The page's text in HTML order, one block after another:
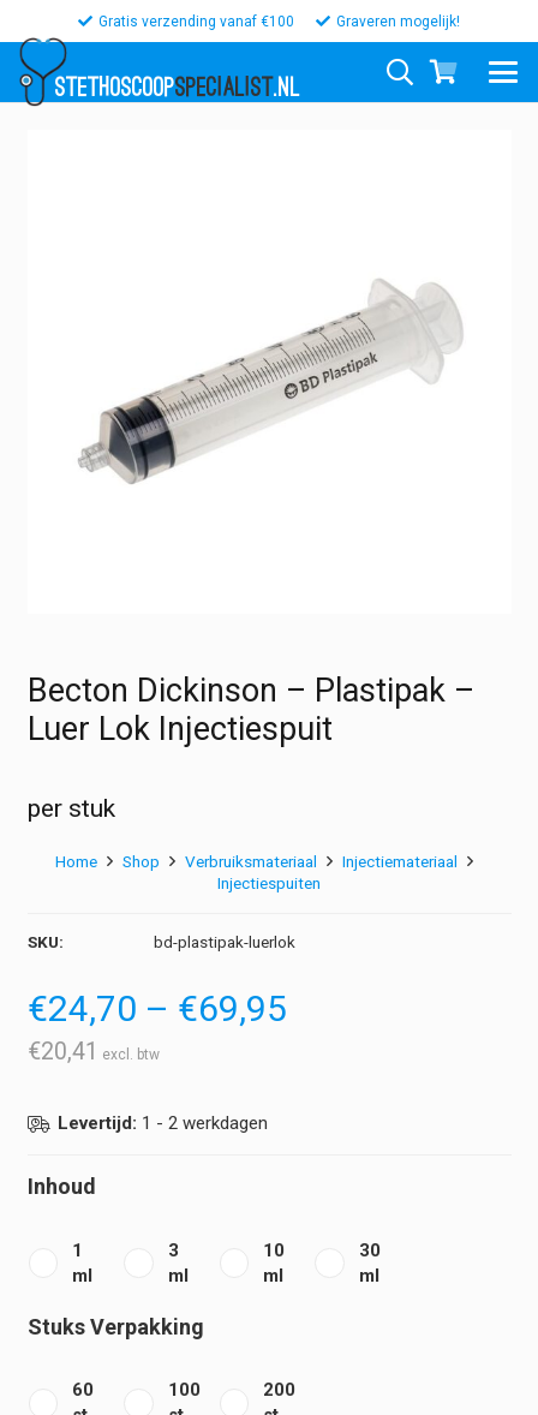
Gratis verzending vanaf €100 Graveren mogelijk!
STETHOSCOOPSPECIALIST.NL
Becton Dickinson – Plastipak –
Luer Lok Injectiespuit
per stuk
Home Shop Verbruiksmateriaal
Injectiemateriaal
Injectiespuiten
SKU: bd-plastipak-luerlok
€24,70 – €69,95Prijsklasse:
€20,41
Levertijd: 1 - 2 werkdagen
Inhoud
1
ml
3
ml
10
ml
30
ml
Stuks Verpakking
60
100
200